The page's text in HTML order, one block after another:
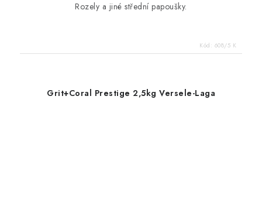
Rozely a jiné střední papoušky.
Kód: 608/5 K
Grit+Coral Prestige 2,5kg Versele-Laga